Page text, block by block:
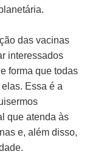
das vacinas
interessados
forma que todas
Essa é a
que atenda às
e, além disso,